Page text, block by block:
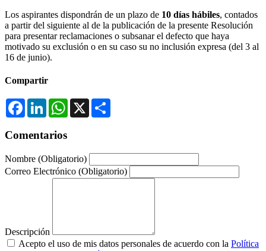
Los aspirantes dispondrán de un plazo de 10 días hábiles, contados
a partir del siguiente al de la publicación de la presente Resolución
para presentar reclamaciones o subsanar el defecto que haya
motivado su exclusión o en su caso su no inclusión expresa (del 3 al
16 de junio).
Compartir
FacebookLinkedInWhatsApp
X
Comentarios
Nombre (Obligatorio)
Correo Electrónico (Obligatorio)
Descripción
Acepto el uso de mis datos personales de acuerdo con la Política